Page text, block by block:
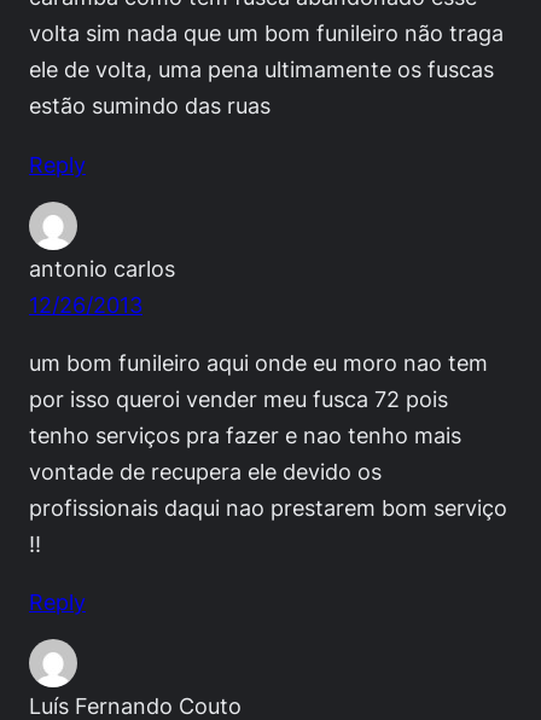
volta sim nada que um bom funileiro não traga
ele de volta, uma pena ultimamente os fuscas
estão sumindo das ruas
Reply
antonio carlos
12/26/2013
um bom funileiro aqui onde eu moro nao tem
por isso queroi vender meu fusca 72 pois
tenho serviços pra fazer e nao tenho mais
vontade de recupera ele devido os
profissionais daqui nao prestarem bom serviço
!!
Reply
Luís Fernando Couto